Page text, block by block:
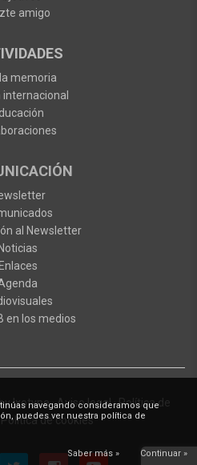
navegando consideramos que
puedes ver nuestra política de
Saber más » Continuar »
amigo
memoria
internacional
al Newsletter
Noticias
Enlaces
en los medios
Ixotype·Aviso legal·Política de
Política de cookies